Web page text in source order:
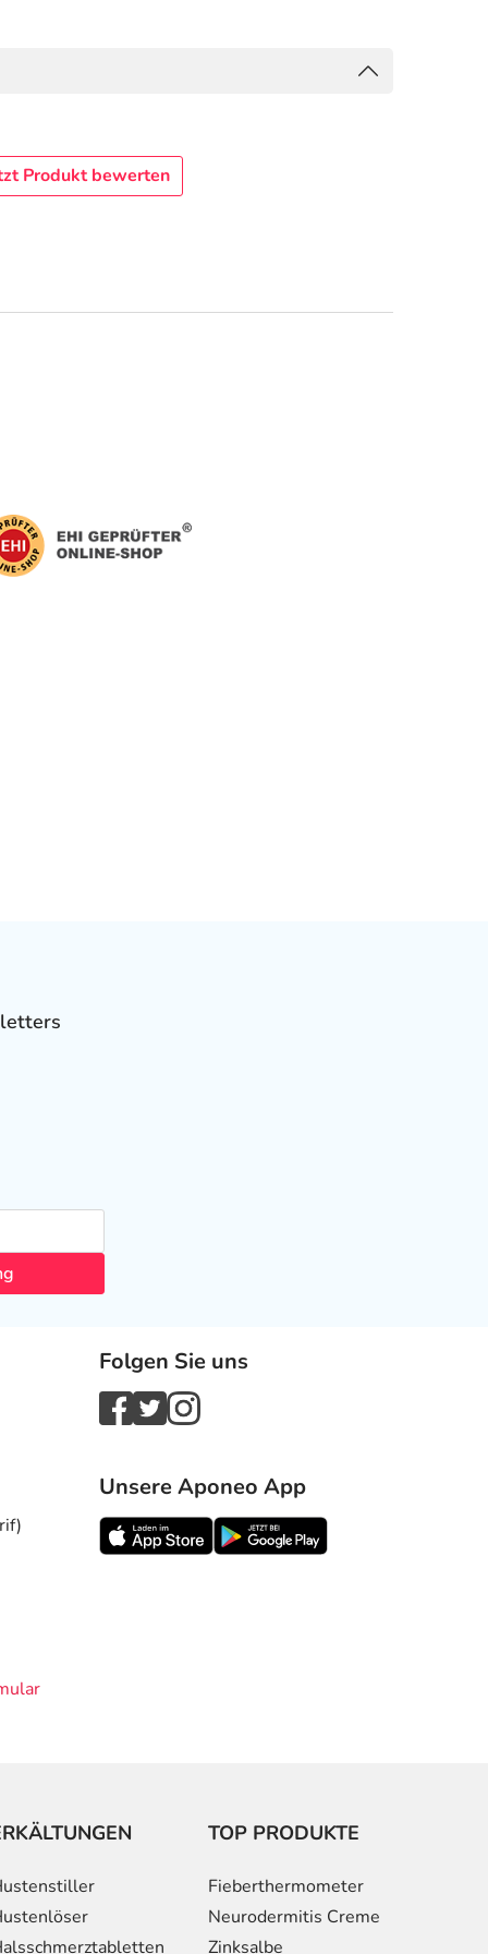
Produkt bewerten
Folgen Sie uns
Unsere Aponeo App
TOP PRODUKTE
Fieberthermometer
Neurodermitis Creme
Zinksalbe